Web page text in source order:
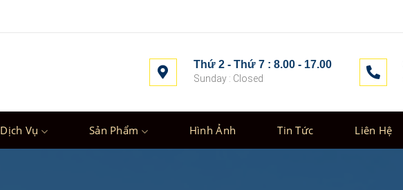
Thứ 2 - Thứ 7 : 8.00 - 17.00
Sunday : Closed
Dịch Vụ Sản Phẩm Hình Ảnh Tin Tức Liên Hệ